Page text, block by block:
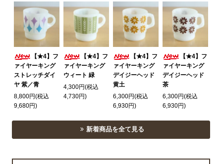
【★4】フ
ァイヤーキング
ストレッチダイ
ヤ 紫／青
8,800円(税込
9,680円)
【★4】フ
ァイヤーキング
ウィート 緑
4,300円(税込
4,730円)
【★4】フ
ァイヤーキング
デイジーヘッド
黄土
6,300円(税込
6,930円)
【★4】フ
ァイヤーキング
デイジーヘッド
茶
6,300円(税込
6,930円)
新着商品を全て見る